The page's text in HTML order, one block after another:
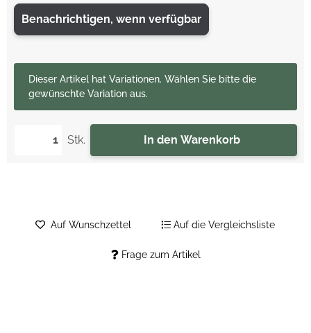
Benachrichtigen, wenn verfügbar
Stk. In den Warenkorb
xDieser Artikel hat Variationen. Wählen Sie bitte die
gewünschte Variation aus.
Frage zum Artikel
Auf Wunschzettel Auf die Vergleichsliste